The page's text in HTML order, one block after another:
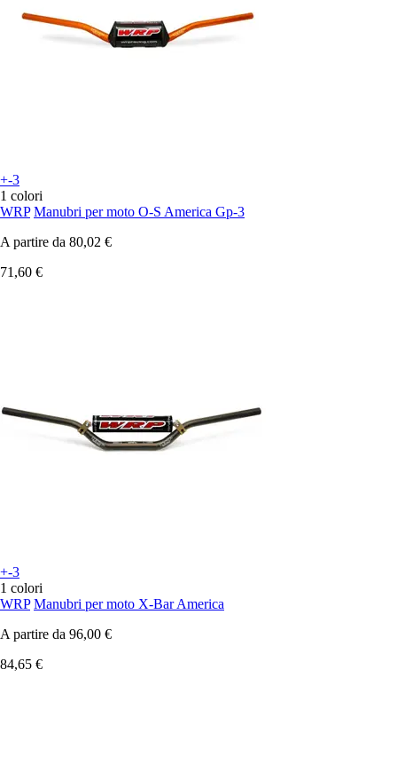
+-3
1 colori
WRP Manubri per moto O-S America Gp-3
A partire da 80,02 €
71,60 €
+-3
1 colori
WRP Manubri per moto X-Bar America
A partire da 96,00 €
84,65 €